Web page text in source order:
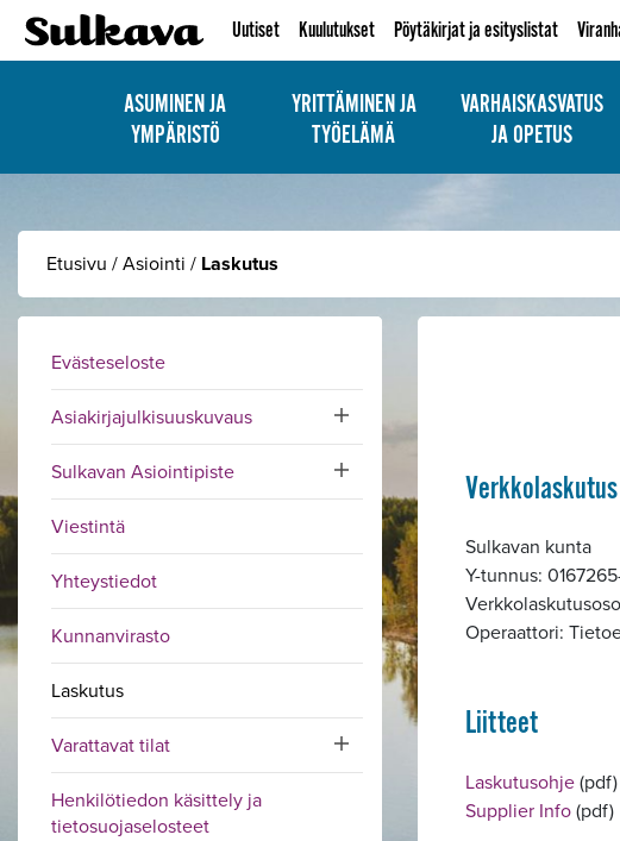
Uutiset Kuulutukset Pöytäkirjat ja esityslistat
ASUMINEN JA
YMPÄRISTÖ
YRITTÄMINEN JA
TYÖELÄMÄ
VARHAISKASVATUS
JA OPETUS
Etusivu /Asiointi / Laskutus
Evästeseloste
Asiakirjajulkisuuskuvaus
Toggle submenu
Sulkavan Asiointipiste
Toggle submenu
Viestintä
Yhteystiedot
Kunnanvirasto
Laskutus
Varattavat tilat
Toggle submenu
Henkilötiedon käsittely ja
tietosuojaselosteet
Verkkolaskutus
Sulkavan kunta
Y-tunnus:
Operaattori:
Liitteet
Laskutusohje(pdf)
Supplier Info(pdf)